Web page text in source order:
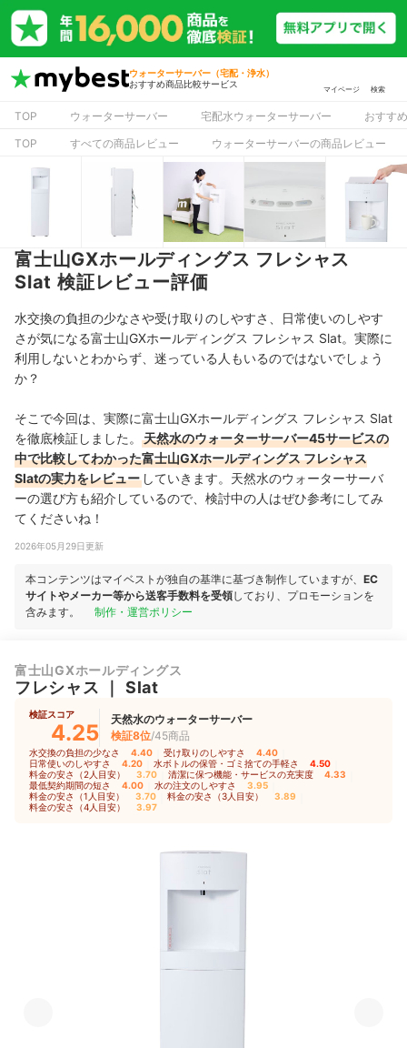
ウォーターサーバー（宅配・浄水）
おすすめ商品比較サービス
マイページ 検索
TOP ウォーターサーバー 宅配水ウォーターサーバー
おすす
TOP
すべての商品レビュー ウォーターサーバーの商品レビュー
富士山GXホールディングス フレシャス
Slat 検証レビュー評価
水交換の負担の少なさや受け取りのしやすさ、日常使いのしやす
さが気になる富士山GXホールディングス フレシャス Slat。実際に
利用しないとわからず、迷っている人もいるのではないでしょう
か？
そこで今回は、実際に富士山GXホールディングス フレシャス Slat
を徹底検証しました。
天然水のウォーターサーバー45サービスの
中で比較してわかった富士山GXホールディングス フレシャス
Slatの実力をレビュー していきます。天然水のウォーターサーバ
ーの選び方も紹介しているので、検討中の人はぜひ参考にしてみ
てくださいね！
2026年05月29日更新
本コンテンツはマイベストが独自の基準に基づき制作していますが、 EC
サイトやメーカー等から送客手数料を受領しており、プロモーションを
含みます。
制作・運営ポリシー
富士山GXホールディングス
フレシャス Slat
検証スコア
4.25
天然水のウォーターサーバー
検証8位/45商品
水交換の負担の少なさ 4.40 受け取りのしやすさ 4.40
日常使いのしやすさ 4.20 水ボトルの保管・ゴミ捨ての手軽さ 4.50
料金の安さ（2人目安） 3.70 清潔に保つ機能・サービスの充実度 4.33
最低契約期間の短さ 4.00 水の注文のしやすさ 3.95
料金の安さ（1人目安） 3.70 料金の安さ（3人目安） 3.89
料金の安さ（4人目安） 3.97